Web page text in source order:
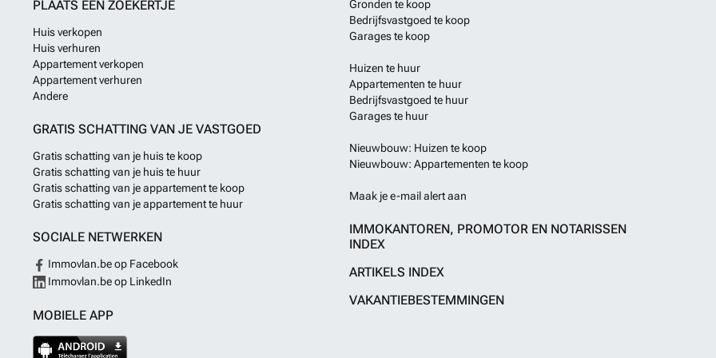
PLAATS EEN ZOEKERTJE
Huis verkopen
Huis verhuren
Appartement verkopen
Appartement verhuren
Andere
GRATIS SCHATTING VAN JE VASTGOED
Gratis schatting van je huis te koop
Gratis schatting van je huis te huur
Gratis schatting van je appartement te koop
Gratis schatting van je appartement te huur
SOCIALE NETWERKEN
Immovlan.be op Facebook
Immovlan.be op LinkedIn
MOBIELE APP
Gronden te koop
Bedrijfsvastgoed te koop
Garages te koop
Huizen te huur
Appartementen te huur
Bedrijfsvastgoed te huur
Garages te huur
Nieuwbouw: Huizen te koop
Nieuwbouw: Appartementen te koop
Maak je e-mail alert aan
IMMOKANTOREN, PROMOTOR EN NOTARISSEN
INDEX
ARTIKELS INDEX
VAKANTIEBESTEMMINGEN